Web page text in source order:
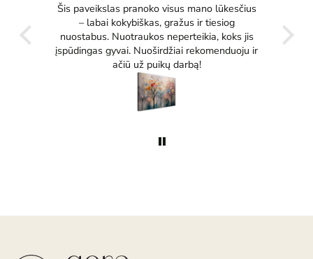
Šis paveikslas pranoko visus mano lūkesčius
– labai kokybiškas, gražus ir tiesiog
nuostabus. Nuotraukos neperteikia, koks jis
įspūdingas gyvai. Nuoširdžiai rekomenduoju ir
ačiū už puikų darbą!